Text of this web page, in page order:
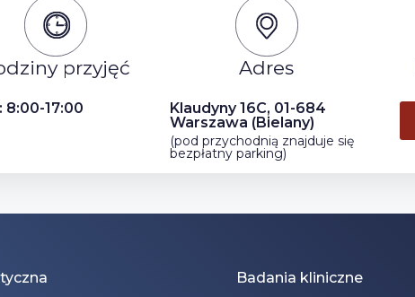
przyjęć
8:00-17:00
Adres
Klaudyny 16C, 01-684
Warszawa (Bielany)
(pod przychodnią znajduje się
bezpłatny parking)
Badania kliniczne